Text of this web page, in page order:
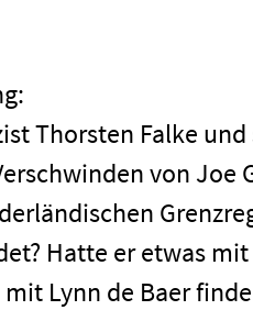
Thorsten Falke
von Joe
Hatte er etwas
Lynn de Baer